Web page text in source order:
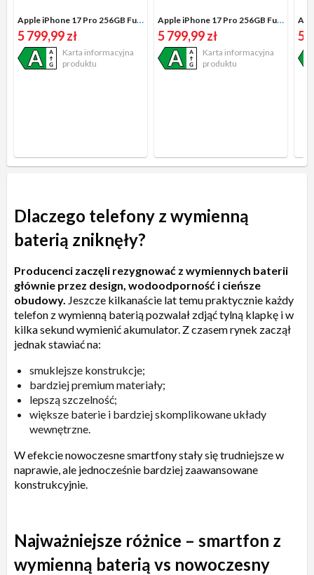
Apple iPhone 17 Pro 256GB Funkcje AI 6,3" 120Hz 48Mpix Srebrny
5 799,99 zł
Karta informacyjna
produktu
Apple iPhone 17 Pro 256GB Funkcje AI 6,3" 120Hz 48Mpix głębinowy błękit
5 799,99 zł
Karta informacyjna
produktu
5
Dlaczego telefony z wymienną
baterią zniknęły?
Producenci zaczęli rezygnować z wymiennych baterii
głównie przez design, wodoodporność i cieńsze
obudowy. Jeszcze kilkanaście lat temu praktycznie każdy
telefon z wymienną baterią pozwalał zdjąć tylną klapkę i w
kilka sekund wymienić akumulator. Z czasem rynek zaczął
jednak stawiać na:
smuklejsze konstrukcje;
bardziej premium materiały;
lepszą szczelność;
większe baterie i bardziej skomplikowane układy
wewnętrzne.
W efekcie nowoczesne smartfony stały się trudniejsze w
naprawie, ale jednocześnie bardziej zaawansowane
konstrukcyjnie.
Najważniejsze różnice – smartfon z
wymienną baterią vs nowoczesny